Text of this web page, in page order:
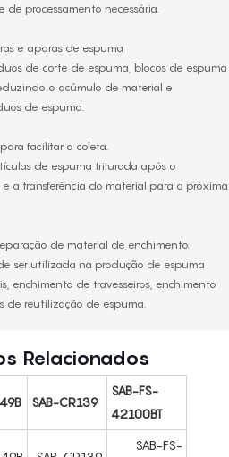
processamento necessária.
e aparas de espuma
de corte de espuma, blocos de espuma
o acúmulo de material e
de espuma.
facilitar a coleta.
de espuma triturada após o
a transferência do material para a próxima
de material de enchimento.
ser utilizada na produção de espuma
enchimento de travesseiros, enchimento
de reutilização de espuma.
Relacionados
SAB-CR139
SAB-FS-
42100BT
SAB-FS-